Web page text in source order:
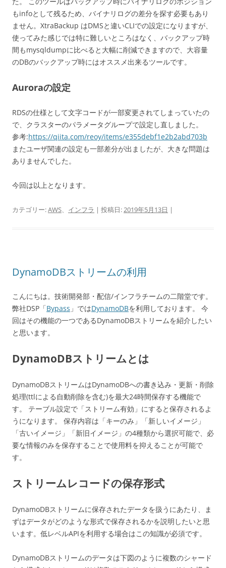
もinfoとして残るため、バイナリログの差分を探す必要もあり
ません。XtraBackup はDMSと違いCLIでの設定になりますが、
使ってみた感じでは特に難しいところはなく、バックアップ時
間もmysqldumpに比べると大幅に削減できますので、大容量
のDBのバックアップ時にはオススメ出来るツールです。
Auroraの設定
RDSの仕様として文字コードが一部変更されてしまっていたの
で、クラスターのパラメータグループで設定し直しました。
参考:https://qiita.com/reoy/items/e355debf1e2b2abd703b
またユーザ関連の設定も一部差分が出ましたが、大きな問題は
ありませんでした。
今回は以上となります。
カテゴリー:AWS、 インフラ | 投稿日:2019年5月13日 |
DynamoDBストリームの利用
こんにちは。技術開発部・配信/インフラチームの二階堂です。
弊社DSP「Bypass 」ではDynamoDBを利用しております。 今
回はその機能の一つであるDynamoDBストリームを紹介したい
と思います。
DynamoDBストリームとは
DynamoDBストリームはDynamoDBへの書き込み・更新・削除
処理(ttlによる自動削除を含む)を最大24時間保存する機能で
す。 テーブル設定で「ストリーム有効」にすると保存されるよ
うになります。 保存内容は「キーのみ」「新しいイメージ」
「古いイメージ」「新旧イメージ」の4種類から選択可能で、必
要な情報のみを保存することで使用料を抑えることが可能で
す。
ストリームレコードの保存形式
DynamoDBストリームに保存されたデータを扱うにあたり、ま
ずはデータがどのような形式で保存されるかを説明したいと思
います。低レベルAPIを利用する場合はこの知識が必須です。
DynamoDBストリームのデータは下図のように複数のシャード